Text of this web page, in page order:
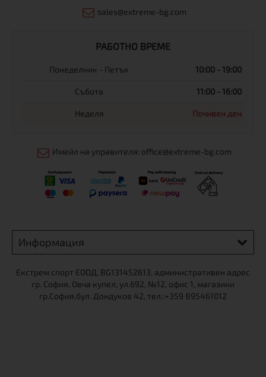
sales@extreme-bg.com
РАБОТНО ВРЕМЕ
Понеделник - Петък 10:00 - 19:00
Събота 11:00 - 16:00
Неделя Почивен ден
Имейл на управителя: office@extreme-bg.com
Информация
Екстрем спорт ЕООД, BG131452613, административен адрес
гр. София, Овча купел, ул.692, №12, офис 1, магазини
гр.София,бул. Дондуков 42, тел.:+359 895461012